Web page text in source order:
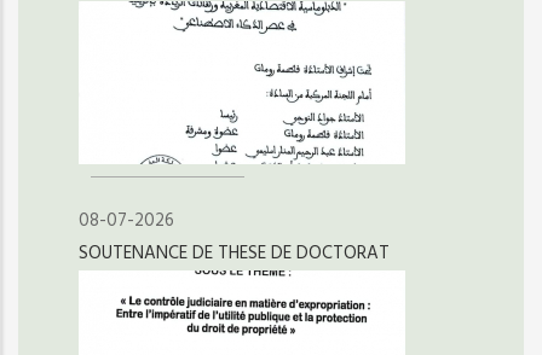
08-07-2026
SOUTENANCE DE THESE DE DOCTORAT